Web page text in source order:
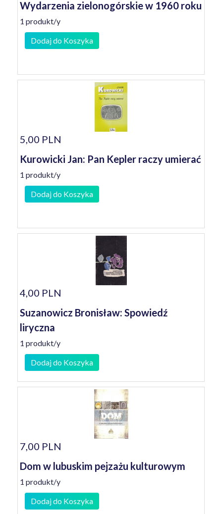
Wydarzenia zielonogórskie w 1960 roku
1 produkt/y
Dodaj do Koszyka
5,00 PLN
Kurowicki Jan: Pan Kepler raczy umierać
1 produkt/y
Dodaj do Koszyka
4,00 PLN
Suzanowicz Bronisław: Spowiedź
liryczna
1 produkt/y
Dodaj do Koszyka
7,00 PLN
Dom w lubuskim pejzażu kulturowym
1 produkt/y
Dodaj do Koszyka